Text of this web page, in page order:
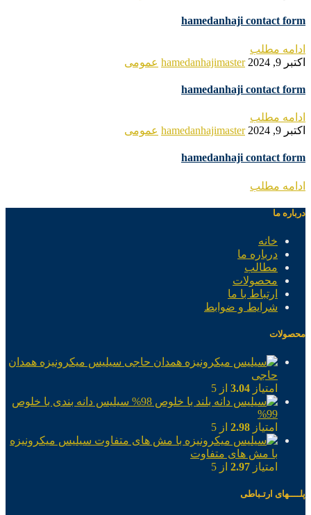
hamedanhaji contact form
ادامه مطلب
اکتبر 9, 2024
hamedanhajimaster عمومی
hamedanhaji contact form
ادامه مطلب
اکتبر 9, 2024
hamedanhajimaster عمومی
hamedanhaji contact form
ادامه مطلب
درباره ما
خانه
درباره ما
مطالب
محصولات
ارتباط با ما
شرایط و ضوابط
محصولات
سیلیس میکرونیزه همدان
حاجی
امتیاز 3.04 از 5
سیلیس دانه بندی با خلوص
99%
امتیاز 2.98 از 5
سیلیس میکرونیزه
با مش های متفاوت
امتیاز 2.97 از 5
پلــــهای ارتـباطی